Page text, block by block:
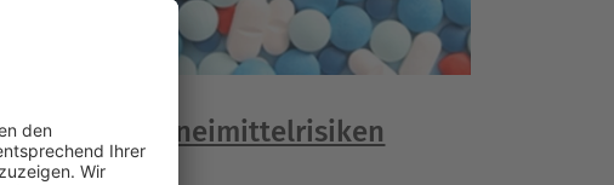
Arzneimittelrisiken